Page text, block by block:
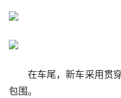
在车尾，新车采用贯
包围。